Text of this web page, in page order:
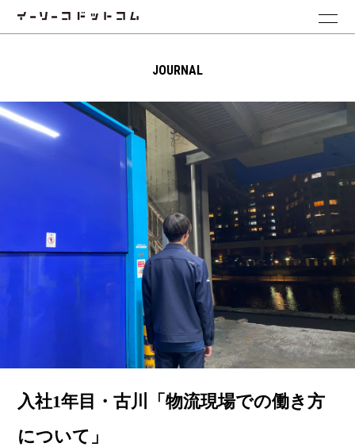
JOURNAL
入社1年目・古川「物流現場での働き方
について」